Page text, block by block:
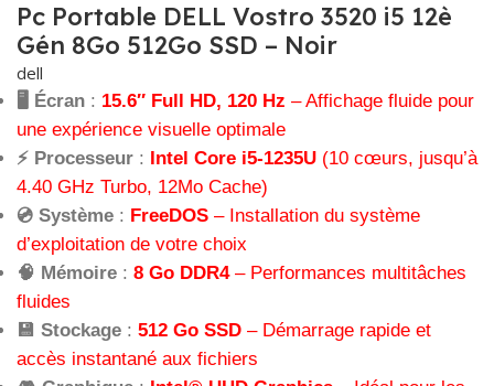
Pc Portable DELL Vostro 3520 i5 12è
Gén 8Go 512Go SSD – Noir
dell
🖥️ Écran : 15.6″ Full HD, 120 Hz – Affichage fluide pour
une expérience visuelle optimale
⚡ Processeur : Intel Core i5-1235U (10 cœurs, jusqu’à
4.40 GHz Turbo, 12Mo Cache)
💿 Système : FreeDOS – Installation du système
d’exploitation de votre choix
🧠 Mémoire : 8 Go DDR4– Performances multitâches
fluides
💾 Stockage : 512 Go SSD – Démarrage rapide et
accès instantané aux fichiers